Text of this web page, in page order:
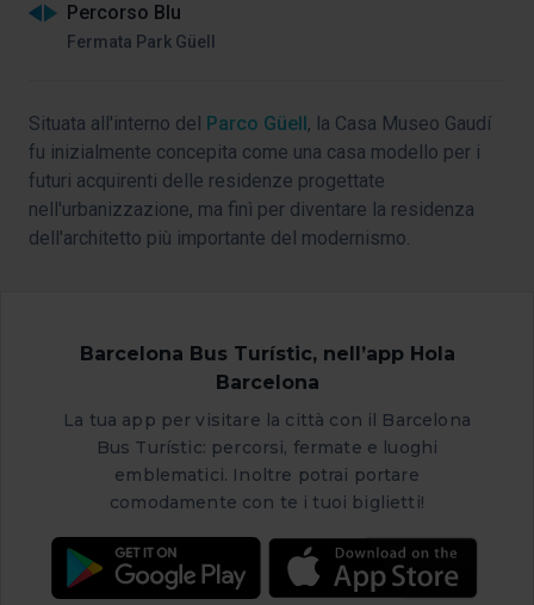
Percorso Blu
Fermata Park Güell
Situata all'interno del Parco Güell, la Casa Museo Gaudí
fu inizialmente concepita come una casa modello per i
futuri acquirenti delle residenze progettate
nell'urbanizzazione, ma finì per diventare la residenza
dell'architetto più importante del modernismo.
Barcelona Bus Turístic, nell’app Hola
Barcelona
La tua app per visitare la città con il Barcelona
Bus Turístic: percorsi, fermate e luoghi
emblematici. Inoltre potrai portare
comodamente con te i tuoi biglietti!